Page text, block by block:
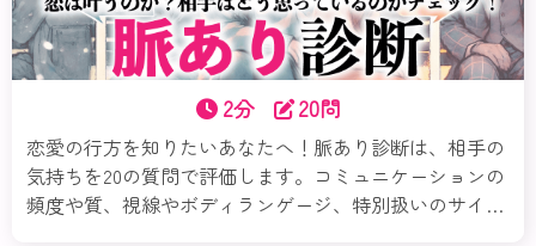
2分 20問
恋愛の行方を知りたいあなたへ！脈あり診断は、相手の
気持ちを20の質問で評価します。コミュニケーションの
頻度や質、視線やボディランゲージ、特別扱いのサイン